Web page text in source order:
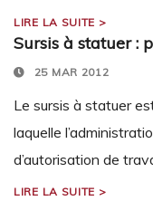
LIRE LA SUITE >
Sursis à statuer :
25 MAR 2012
Le sursis à statuer
laquelle
d’autorisation de
LIRE LA SUITE >